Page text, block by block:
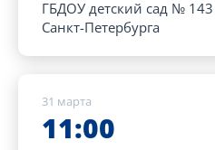
ГБДОУ детский сад №
Санкт-Петербурга
31 марта
11:00